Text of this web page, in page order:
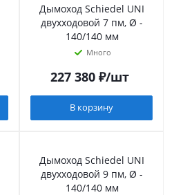
Дымоход Schiedel UNI
двухходовой 7 пм, Ø -
140/140 мм
Много
227 380₽/шт
В корзину
Дымоход Schiedel UNI
двухходовой 9 пм, Ø -
140/140 мм